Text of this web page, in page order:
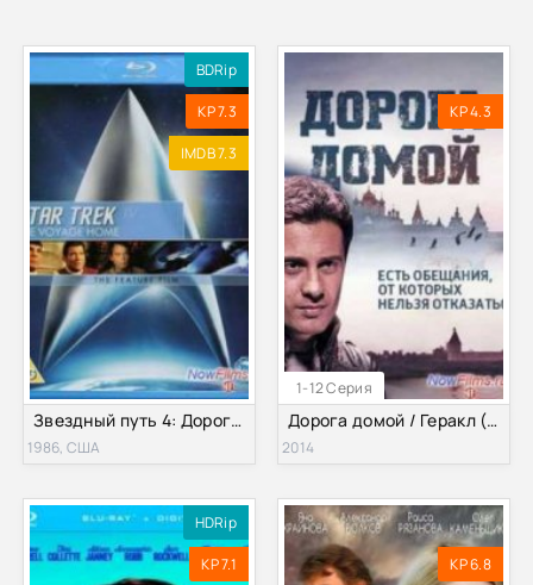
BDRip
KP 7.3
IMDB 7.3
Звездный путь 4: Дорога домой (1986)
1986, США
1-12 Серия
KP 4.3
Дорога домой / Геракл (2014)
2014
HDRip
KP 7.1 KP 6.8